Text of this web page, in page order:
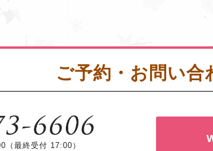
ご予約・お問い合
（最終受付 17:00）